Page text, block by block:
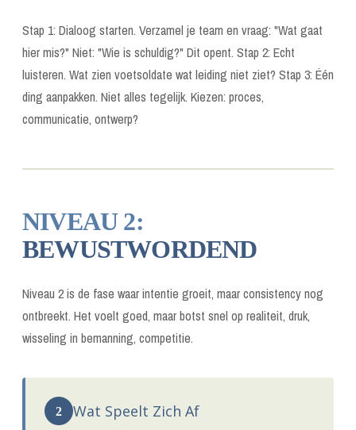
Stap 1: Dialoog starten. Verzamel je team en vraag: "Wat gaat
hier mis?" Niet: "Wie is schuldig?" Dit opent. Stap 2: Echt
luisteren. Wat zien voetsoldate wat leiding niet ziet? Stap 3: Één
ding aanpakken. Niet alles tegelijk. Kiezen: proces,
communicatie, ontwerp?
NIVEAU 2:
BEWUSTWORDEND
Niveau 2 is de fase waar intentie groeit, maar consistency nog
ontbreekt. Het voelt goed, maar botst snel op realiteit, druk,
wisseling in bemanning, competitie.
2 Wat Speelt Zich Af